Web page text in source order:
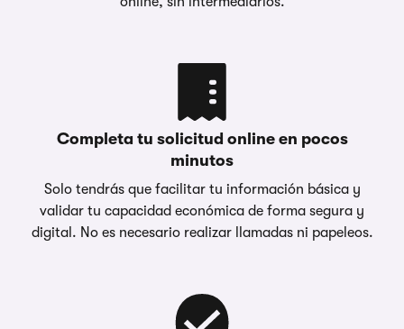
Completa tu solicitud online en pocos
minutos
Solo tendrás que facilitar tu información básica y
validar tu capacidad económica de forma segura y
digital. No es necesario realizar llamadas ni papeleos.